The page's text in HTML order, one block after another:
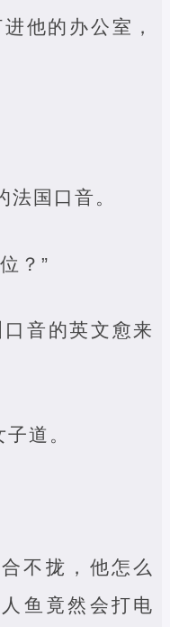
他的办公室，
法国口音。
？”
音的英文愈来
道。
不拢，他怎么
鱼竟然会打电